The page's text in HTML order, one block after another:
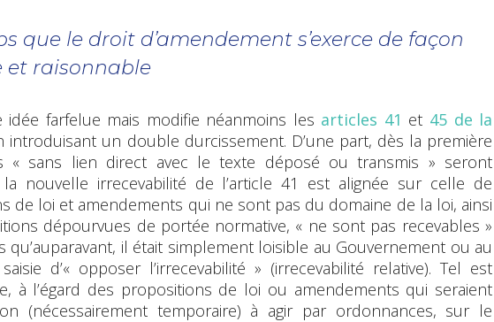
que le droit d’amendement s’exerce de façon
et raisonnable
farfelue mais modifie néanmoins les articles 41 et 45 de la
introduisant un double durcissement. D’une part, dès la première
« sans lien direct avec le texte déposé ou transmis » seront
la nouvelle irrecevabilité de l’article 41 est alignée sur celle de
de loi et amendements qui ne sont pas du domaine de la loi, ainsi
dépourvues de portée normative, « ne sont pas recevables »
qu’auparavant, il était simplement loisible au Gouvernement ou au
d’« opposer l’irrecevabilité » (irrecevabilité relative). Tel est
à l’égard des propositions de loi ou amendements qui seraient
(nécessairement temporaire) à agir par ordonnances, sur le